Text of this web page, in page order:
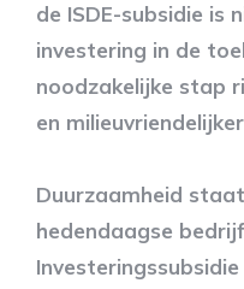
de ISDE-subsidie is
investering in de
noodzakelijke stap
en
Duurzaamheid
hedendaagse